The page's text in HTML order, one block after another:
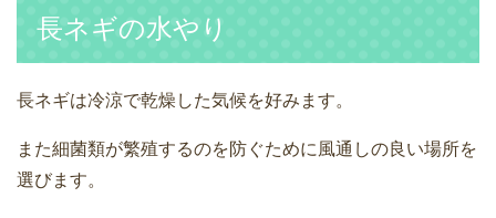
長ネギの水やり
長ネギは冷涼で乾燥した気候を好みます。
また細菌類が繁殖するのを防ぐために風通しの良い場所を
選びます。